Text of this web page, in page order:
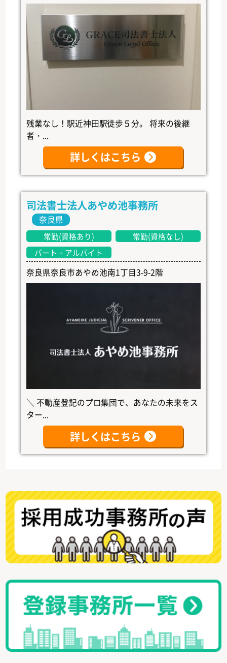
残業なし！駅近神田駅徒歩５分。 将来の後継
者・...
詳しくはこちら
司法書士法人あやめ池事務所
奈良県
常勤(資格あり)
常勤(資格なし)
パート・アルバイト
奈良県奈良市あやめ池南1丁目3-9-2階
＼ 不動産登記のプロ集団で、あなたの未来をス
ター...
詳しくはこちら